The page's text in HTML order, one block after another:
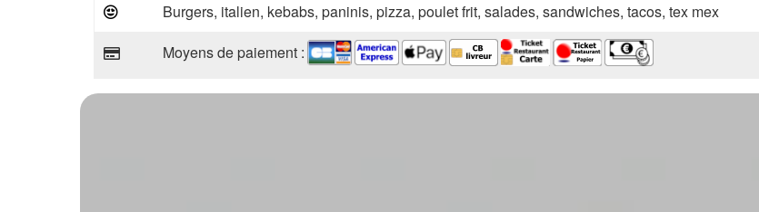
Burgers, italien, kebabs, paninis, pizza, poulet frit, salades, sandwiches, tacos, tex mex
Moyens de paiement :